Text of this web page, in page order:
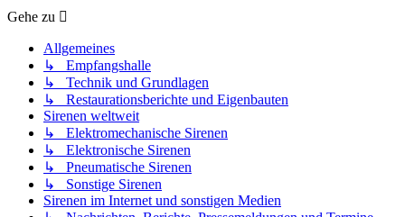
Gehe zu
Allgemeines
↳ Empfangshalle
↳ Technik und Grundlagen
↳ Restaurationsberichte und Eigenbauten
Sirenen weltweit
↳ Elektromechanische Sirenen
↳ Elektronische Sirenen
↳ Pneumatische Sirenen
↳ Sonstige Sirenen
Sirenen im Internet und sonstigen Medien